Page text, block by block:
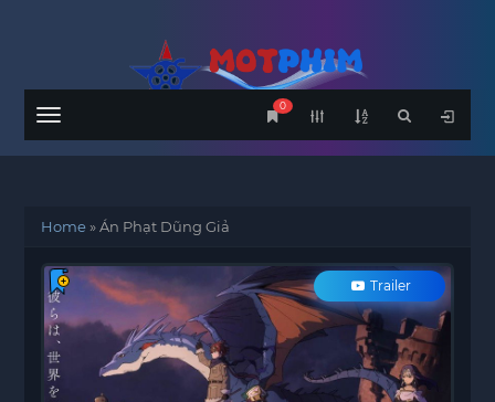
Menu
0
Home»Án Phạt Dũng Giả
Trailer